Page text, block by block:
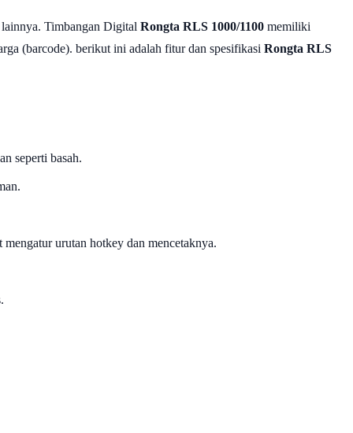
Timbangan Digital Rongta RLS 1000/1100 memiliki
(barcode). berikut ini adalah fitur dan spesifikasi Rongta RLS
seperti basah.
urutan hotkey dan mencetaknya.